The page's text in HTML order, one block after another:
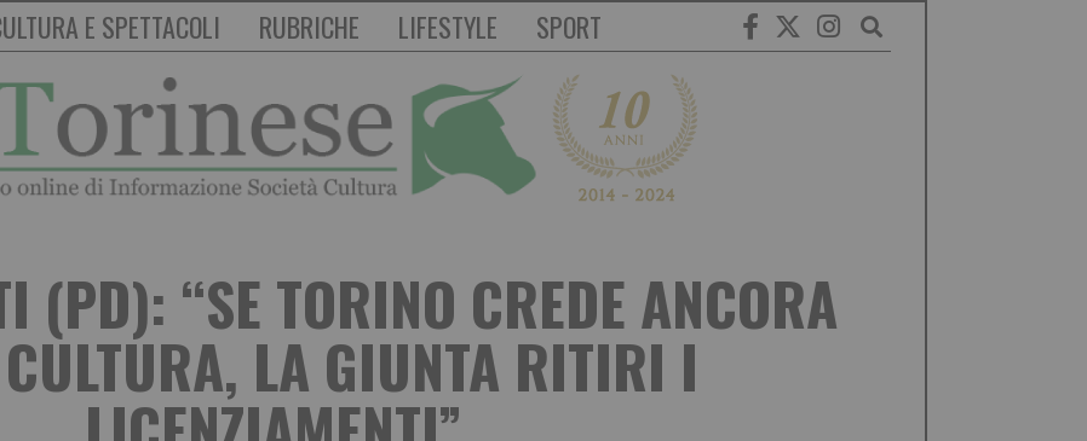
E SPETTACOLI RUBRICHE LIFESTYLE SPORT
(PD): “SE TORINO CREDE ANCORA
LA GIUNTA RITIRI I